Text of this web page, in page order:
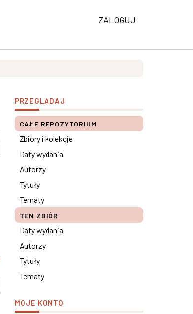
ZALOGUJ
PRZEGLĄDAJ
CAŁE REPOZYTORIUM
Zbiory i kolekcje
Daty wydania
Autorzy
Tytuły
Tematy
TEN ZBIÓR
Daty wydania
Autorzy
Tytuły
Tematy
MOJE KONTO